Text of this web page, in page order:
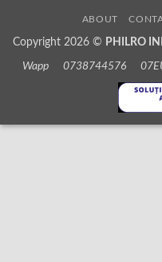
ABOUT
Copyright 2026 © PHILRO
Wapp 0738744576